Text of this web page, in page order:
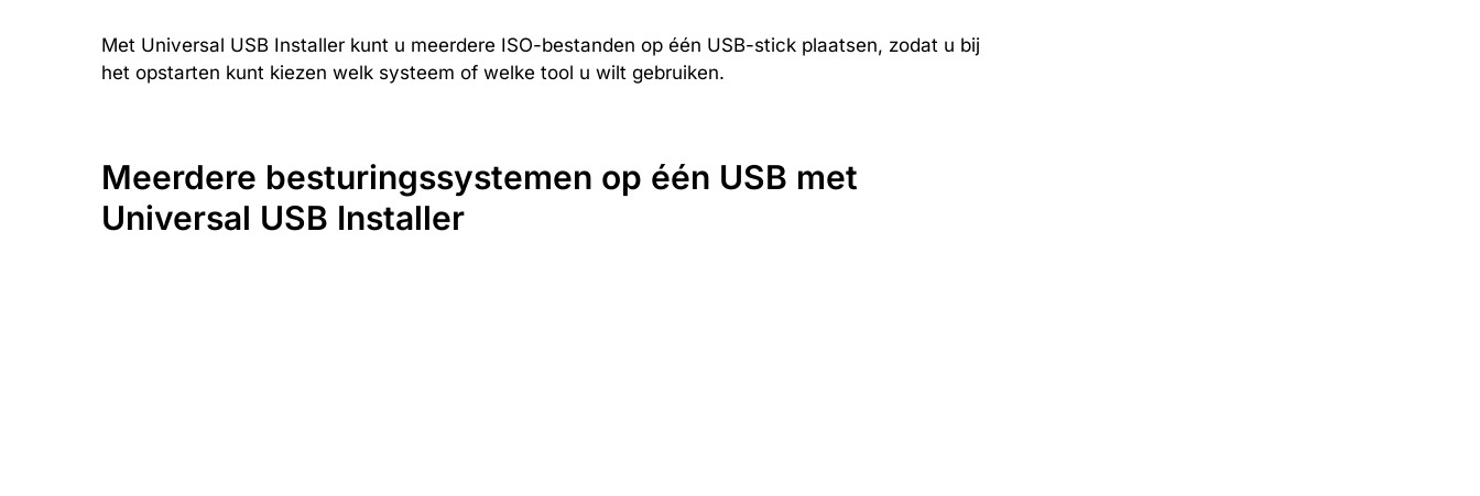
Met Universal USB Installer kunt u meerdere ISO-bestanden op één USB-stick plaatsen, zodat u bij
het opstarten kunt kiezen welk systeem of welke tool u wilt gebruiken.
Meerdere besturingssystemen op één USB met
Universal USB Installer